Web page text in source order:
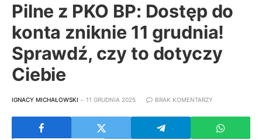
Pilne z PKO BP: Dostęp do
konta zniknie 11 grudnia!
Sprawdź, czy to dotyczy
Ciebie
IGNACY MICHAŁOWSKI 11 GRUDNIA 2025 BRAK KOMENTARZY